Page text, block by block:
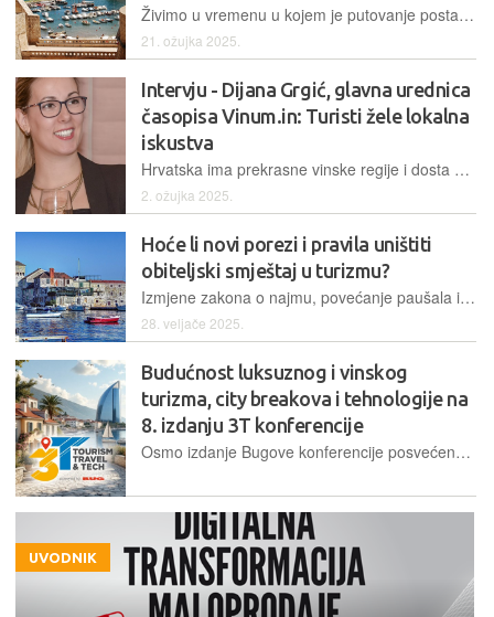
Živimo u vremenu u kojem je putovanje postalo esencijalni dio životnog stila, barem ako je suditi po instagramu i ambicijama mladih ljudi
21. ožujka 2025.
Intervju - Dijana Grgić, glavna urednica
časopisa Vinum.in: Turisti žele lokalna
iskustva
Hrvatska ima prekrasne vinske regije i dosta zanimljivih događanja, a neka od njih ćemo spomenuti i tijekom panela na 3T konferenciji 25. ožujka te otkriti neke “bisere” koje ne bi trebali propustiti
2. ožujka 2025.
Hoće li novi porezi i pravila uništiti
obiteljski smještaj u turizmu?
Izmjene zakona o najmu, povećanje paušala i novi porezi prijete malim iznajmljivačima. Predsjednik Udruge iznajmljivača "Rivijera Kaštela" upozorava na moguće posljedice, uključujući rast cijena i pad isplativosti iznajmljivanja
28. veljače 2025.
Budućnost luksuznog i vinskog
turizma, city breakova i tehnologije na
8. izdanju 3T konferencije
Osmo izdanje Bugove konferencije posvećene tehnologiji u području turizma održava se 25. ožujka. Ovog puta događaj će biti organiziran u prostorijama Sveučilišta Algebra Bernays
UVODNIK